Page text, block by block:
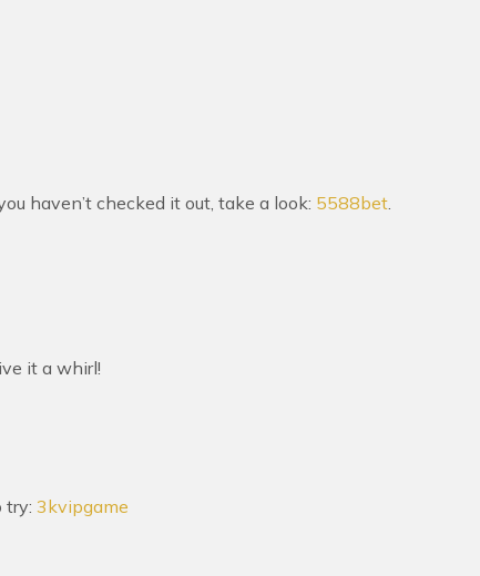
haven’t checked it out, take a look: 5588bet
it a whirl!
try: 3kvipgame